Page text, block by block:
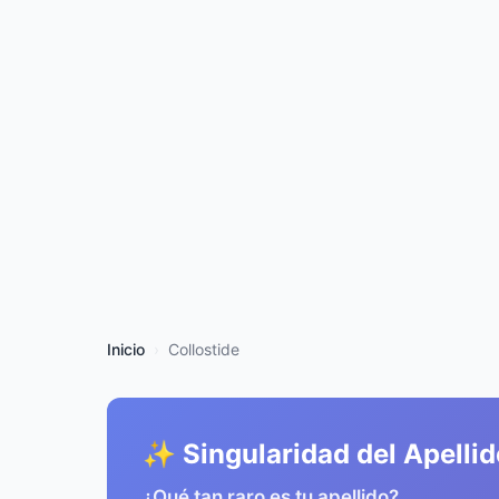
Inicio Collostide
✨ Singularidad del